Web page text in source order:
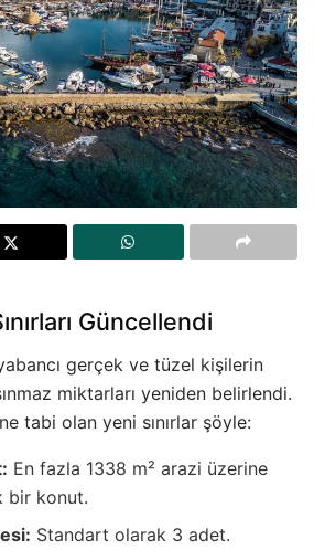
Güncellendi
gerçek ve tüzel kişilerin
miktarları yeniden belirlendi.
tabi olan yeni sınırlar şöyle:
En fazla 1338 m² arazi üzerine
bir konut.
Standart olarak 3 adet.